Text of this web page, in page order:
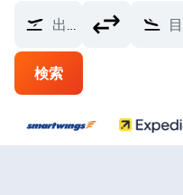
出発地
検索